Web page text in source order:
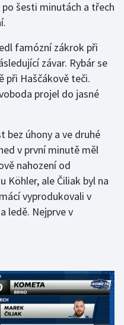
šesti minutách a třech
famózní zákrok při
závar. Rybár se
při Haščákově teči.
projel do jasné
bez úhony a ve druhé
v první minutě měl
nahození od
Köhler, ale Čiliak byl na
vyprodukovali v
ledě. Nejprve v